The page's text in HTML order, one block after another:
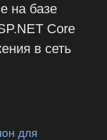
на базе
Core
в сеть
для